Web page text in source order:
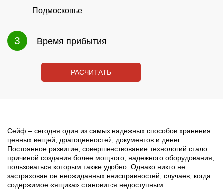
Подмосковье
3 Время прибытия
РАСЧИТАТЬ
Сейф – сегодня один из самых надежных способов хранения
ценных вещей, драгоценностей, документов и денег.
Постоянное развитие, совершенствование технологий стало
причиной создания более мощного, надежного оборудования,
пользоваться которым также удобно. Однако никто не
застрахован он неожиданных неисправностей, случаев, когда
содержимое «ящика» становится недоступным.